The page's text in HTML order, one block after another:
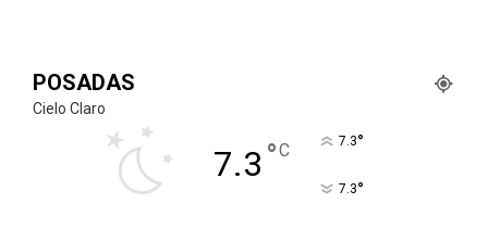
POSADAS
Cielo Claro
7.3 °C 7.3°
7.3°